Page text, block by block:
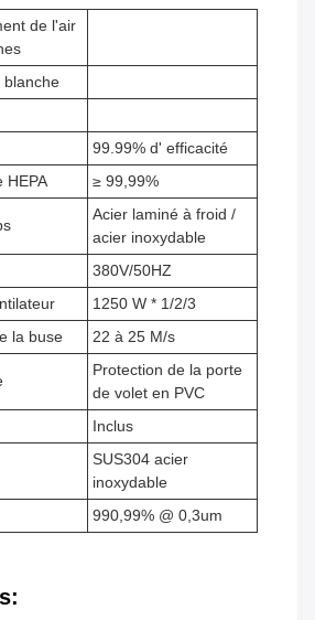
de l'air
blanche
99.99% d' efficacité
HEPA
≥ 99,99%
Acier laminé à froid /
acier inoxydable
380V/50HZ
1250 W * 1/2/3
la buse
22 à 25 M/s
Protection de la porte
de volet en PVC
Inclus
SUS304 acier
inoxydable
990,99% @ 0,3um